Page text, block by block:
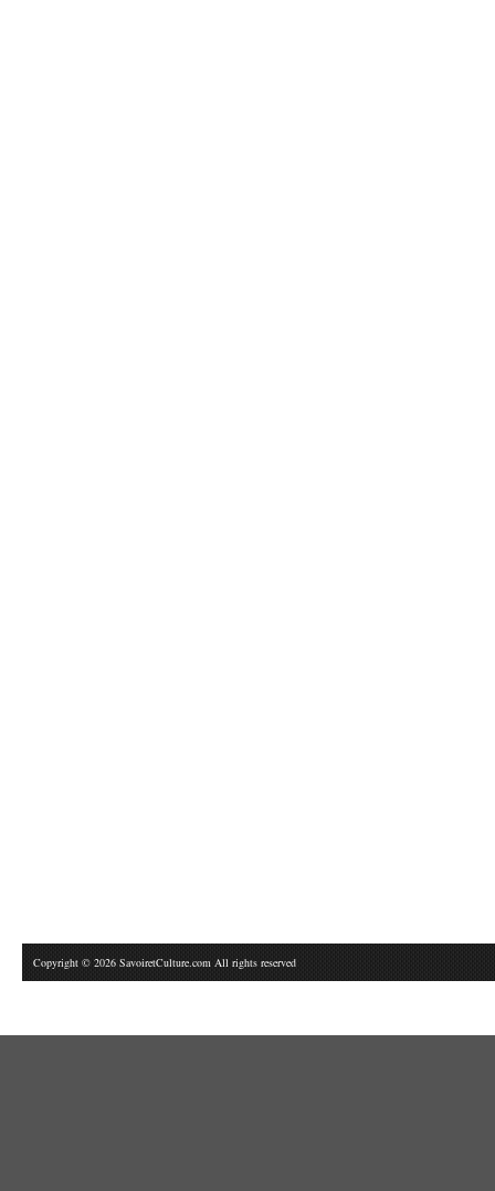
Copyright © 2026 SavoiretCulture.com All rights reserved